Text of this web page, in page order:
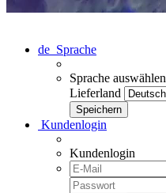
de Sprache
Sprache auswählen
Lieferland
Kundenlogin
Kundenlogin